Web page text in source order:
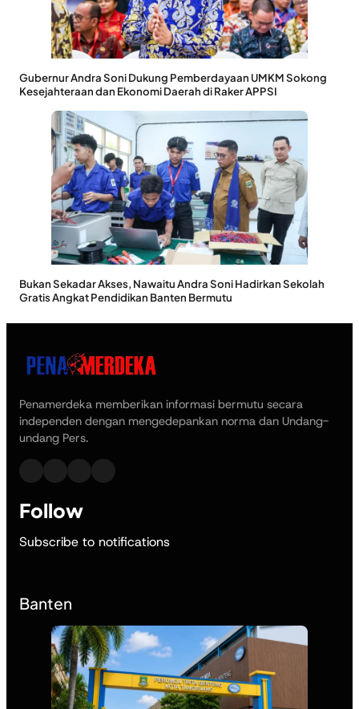
Gubernur Andra Soni Dukung Pemberdayaan UMKM Sokong
Kesejahteraan dan Ekonomi Daerah di Raker APPSI
Bukan Sekadar Akses, Nawaitu Andra Soni Hadirkan Sekolah
Gratis Angkat Pendidikan Banten Bermutu
Penamerdeka memberikan informasi bermutu secara
independen dengan mengedepankan norma dan Undang-
undang Pers.
Follow
Subscribe to notifications
Banten